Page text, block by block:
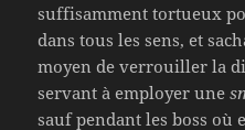
suffisamment tortueux
dans tous les sens, et
moyen de verrouiller la
servant à employer une
sauf pendant les boss où